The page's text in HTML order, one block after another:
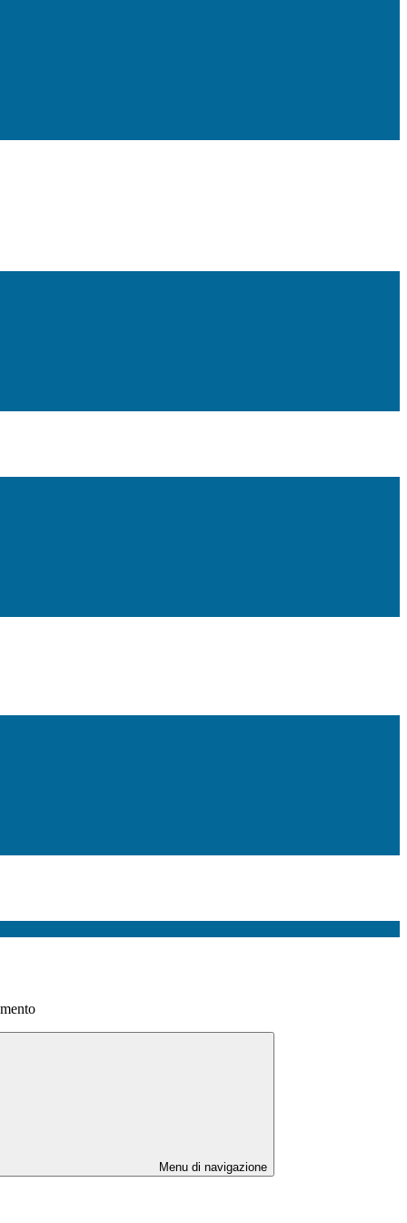
Menu di navigazione